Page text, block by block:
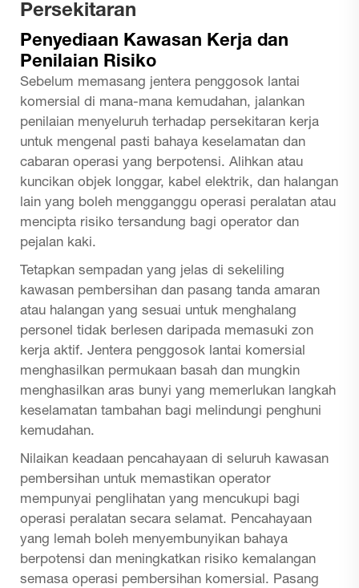
Persekitaran
Penyediaan Kawasan Kerja dan
Penilaian Risiko
Sebelum memasang jentera penggosok lantai
komersial di mana-mana kemudahan, jalankan
penilaian menyeluruh terhadap persekitaran kerja
untuk mengenal pasti bahaya keselamatan dan
cabaran operasi yang berpotensi. Alihkan atau
kuncikan objek longgar, kabel elektrik, dan halangan
lain yang boleh mengganggu operasi peralatan atau
mencipta risiko tersandung bagi operator dan
pejalan kaki.
Tetapkan sempadan yang jelas di sekeliling
kawasan pembersihan dan pasang tanda amaran
atau halangan yang sesuai untuk menghalang
personel tidak berlesen daripada memasuki zon
kerja aktif. Jentera penggosok lantai komersial
menghasilkan permukaan basah dan mungkin
menghasilkan aras bunyi yang memerlukan langkah
keselamatan tambahan bagi melindungi penghuni
kemudahan.
Nilaikan keadaan pencahayaan di seluruh kawasan
pembersihan untuk memastikan operator
mempunyai penglihatan yang mencukupi bagi
operasi peralatan secara selamat. Pencahayaan
yang lemah boleh menyembunyikan bahaya
berpotensi dan meningkatkan risiko kemalangan
semasa operasi pembersihan komersial. Pasang